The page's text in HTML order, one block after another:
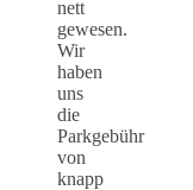
nett
gewesen.
Wir
haben
uns
die
Parkgebühr
von
knapp